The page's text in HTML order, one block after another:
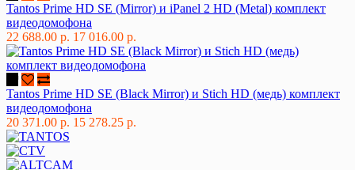
Tantos Prime HD SE (Mirror) и iPanel 2 HD (Metal) комплект
видеодомофона
22 688.00 р. 17 016.00 р.
Tantos Prime HD SE (Black Mirror) и Stich HD (медь) комплект
видеодомофона
20 371.00 р. 15 278.25 р.